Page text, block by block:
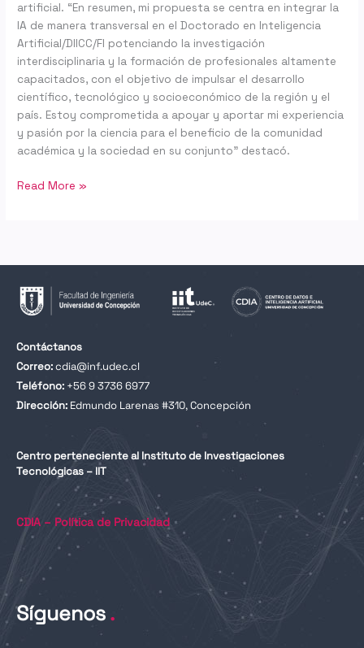
artificial. “En resumen, mi propuesta se centra en integrar la
IA de manera transversal en el Doctorado en Inteligencia
Artificial/DIICC/FI potenciando la investigación
interdisciplinaria y la formación de profesionales altamente
capacitados, con el objetivo de impulsar el desarrollo
científico, tecnológico y socioeconómico de la región y el
país. Estoy comprometida a apoyar y aportar mi experiencia
y pasión por la ciencia para el beneficio de la comunidad
académica y la sociedad en su conjunto” destacó.
Read More »
Contáctanos
Correo:cdia@inf.udec.cl
Teléfono: +56 9 3736 6977
Dirección: Edmundo Larenas #310, Concepción
Centro perteneciente al Instituto de Investigaciones
Tecnológicas – IIT
CDIA – Política de Privacidad
Síguenos.